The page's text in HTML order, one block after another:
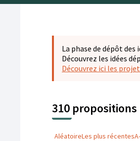
La phase de dépôt des
Découvrez les idées
Découvrez ici les
310 propositions
AléatoireLes plus récentes